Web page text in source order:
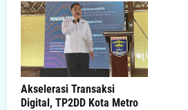
Akselerasi Transaksi
Digital, TP2DD Kota Metro